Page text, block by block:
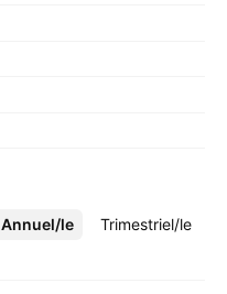
Annuel/le Trimestriel/le
Plus